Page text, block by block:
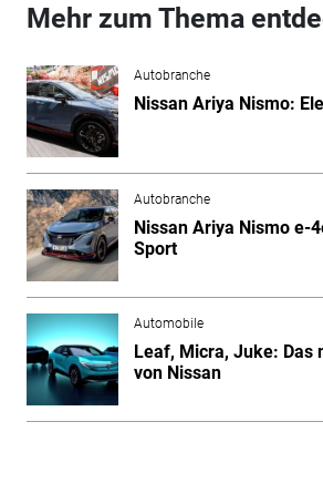
Mehr zum Thema
Autobranche
Nissan Ariya Nismo:
Autobranche
Nissan Ariya Nismo e-
Sport
Automobile
Leaf, Micra, Juke: Das
von Nissan